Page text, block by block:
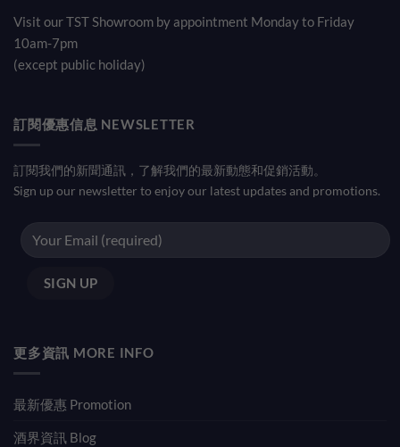
Visit our TST Showroom by appointment Monday to Friday
10am-7pm
(except public holiday)
訂閱優惠信息 NEWSLETTER
訂閱我們的新聞通訊，了解我們的最新動態和促銷活動。
Sign up our newsletter to enjoy our latest updates and promotions.
更多資訊 MORE INFO
最新優惠 Promotion
酒界資訊 Blog